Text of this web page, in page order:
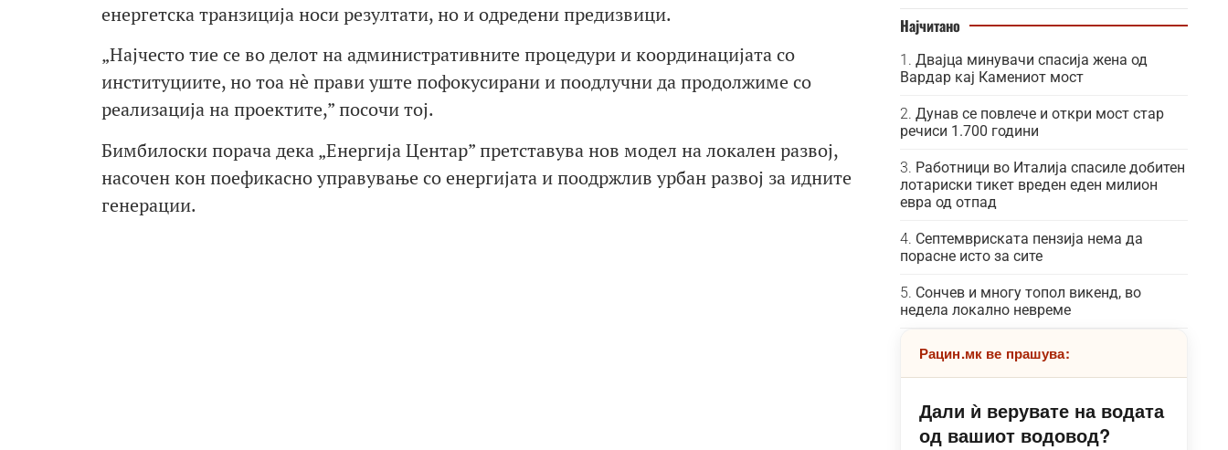
енергетска транзиција носи резултати, но и одредени предизвици.
„Најчесто тие се во делот на административните процедури и координацијата со
институциите, но тоа нè прави уште пофокусирани и поодлучни да продолжиме со
реализација на проектите,” посочи тој.
Бимбилоски порача дека „Енергија Центар” претставува нов модел на локален развој,
насочен кон поефикасно управување со енергијата и поодржлив урбан развој за идните
генерации.
Најчитано
Двајца минувачи спасија жена од
Вардар кај Камениот мост
Дунав се повлече и откри мост стар
речиси 1.700 години
Работници во Италија спасиле добитен
лотариски тикет вреден еден милион
евра од отпад
Септемвриската пензија нема да
порасне исто за сите
Сончев и многу топол викенд, во
недела локално невреме
Рацин.мк ве прашува:
Дали ѝ верувате на водата
од вашиот водовод?